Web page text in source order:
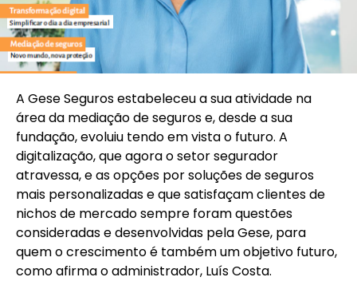
A Gese Seguros estabeleceu a sua atividade na
área da mediação de seguros e, desde a sua
fundação, evoluiu tendo em vista o futuro. A
digitalização, que agora o setor segurador
atravessa, e as opções por soluções de seguros
mais personalizadas e que satisfaçam clientes de
nichos de mercado sempre foram questões
consideradas e desenvolvidas pela Gese, para
quem o crescimento é também um objetivo futuro,
como afirma o administrador, Luís Costa.